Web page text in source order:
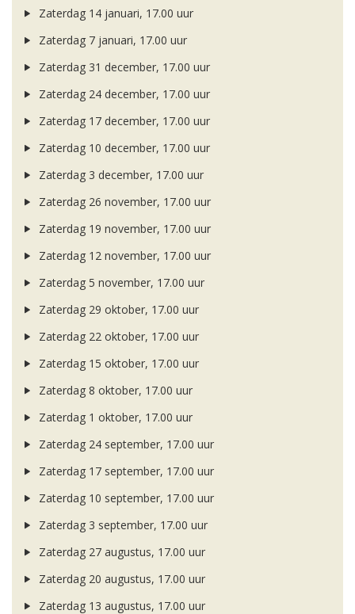
Zaterdag 14 januari, 17.00 uur
Zaterdag 7 januari, 17.00 uur
Zaterdag 31 december, 17.00 uur
Zaterdag 24 december, 17.00 uur
Zaterdag 17 december, 17.00 uur
Zaterdag 10 december, 17.00 uur
Zaterdag 3 december, 17.00 uur
Zaterdag 26 november, 17.00 uur
Zaterdag 19 november, 17.00 uur
Zaterdag 12 november, 17.00 uur
Zaterdag 5 november, 17.00 uur
Zaterdag 29 oktober, 17.00 uur
Zaterdag 22 oktober, 17.00 uur
Zaterdag 15 oktober, 17.00 uur
Zaterdag 8 oktober, 17.00 uur
Zaterdag 1 oktober, 17.00 uur
Zaterdag 24 september, 17.00 uur
Zaterdag 17 september, 17.00 uur
Zaterdag 10 september, 17.00 uur
Zaterdag 3 september, 17.00 uur
Zaterdag 27 augustus, 17.00 uur
Zaterdag 20 augustus, 17.00 uur
Zaterdag 13 augustus, 17.00 uur